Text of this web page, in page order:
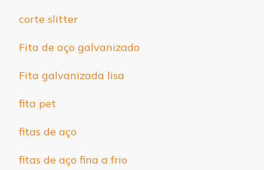
corte slitter
Fita de aço galvanizado
Fita galvanizada lisa
fita pet
fitas de aço
fitas de aço fina a frio